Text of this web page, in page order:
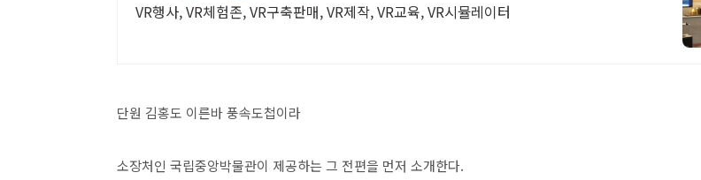
VR행사, VR체험존, VR구축판매, VR제작, VR교육, VR시뮬레이터
단원 김홍도 이른바 풍속도첩이라
소장처인 국립중앙박물관이 제공하는 그 전편을 먼저 소개한다.